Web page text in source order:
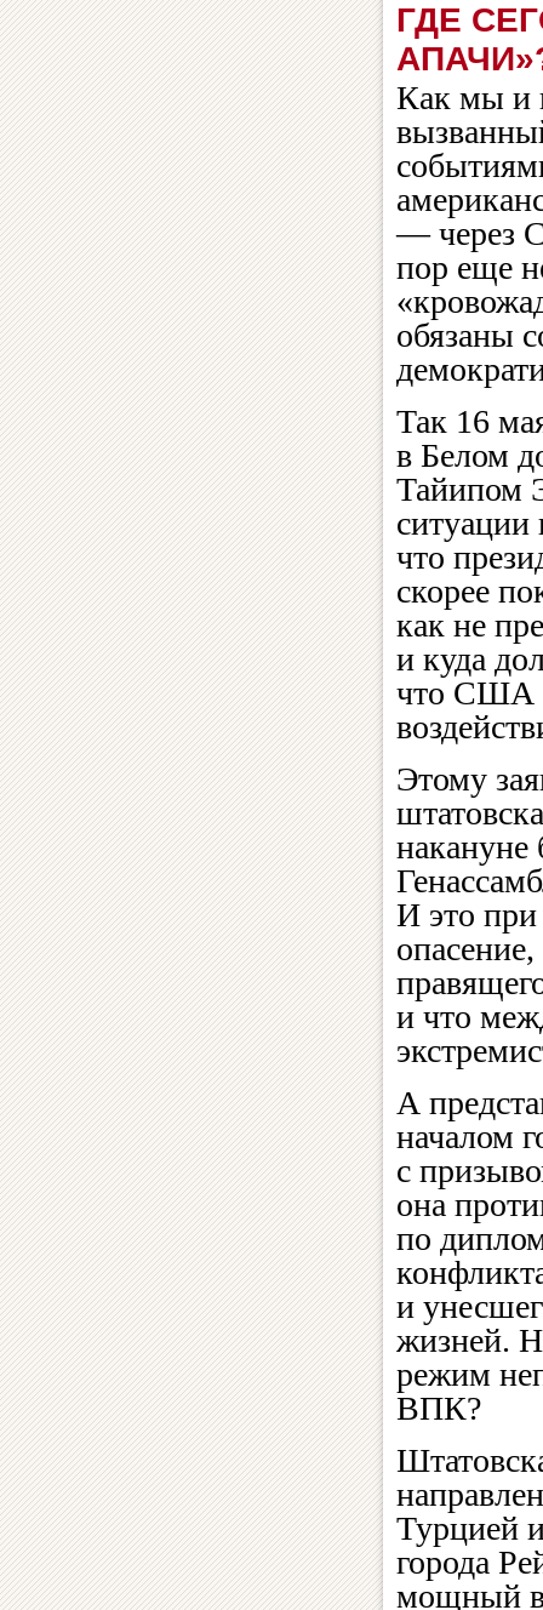
ГДЕ
Как мы и
— через
пор еще
обязаны
Так 16
в Белом
Тайипом
что
скорее
как не
и куда
что США
Этому
накануне
И это
и что
А
началом
с
она
по
и
жизней.
режим
ВПК?
Турцией
города
мощный